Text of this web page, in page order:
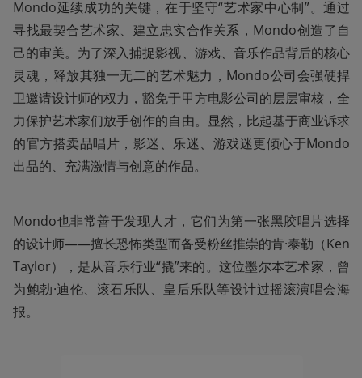
Mondo延续成功的关键，在于坚守“艺术家中心制”。通过
寻找最契合艺术家、建立忠实合作关系，Mondo创造了自
己的审美。为了深入捕捉影视、游戏、音乐作品背后的核心
灵魂，释放其独一无二的艺术魅力，Mondo公司会强硬捍
卫邀请设计师的权力，豁免于甲方电影公司的层层审核，全
力保护艺术家们放手创作的自由。显然，比起基于商业诉求
的官方搭卖品唱片，影迷、乐迷、游戏迷更倾心于Mondo
出品的、充满激情与创意的作品。
Mondo也非常善于发现人才，它们为第一张黑胶唱片选择
的设计师——擅长恐怖类型而备受粉丝推崇的肯·泰勒（Ken
Taylor），是从音乐行业“撬”来的。这位墨尔本艺术家，曾
为鲍勃·迪伦、滚石乐队、皇后乐队等设计过摇滚演唱会海
报。